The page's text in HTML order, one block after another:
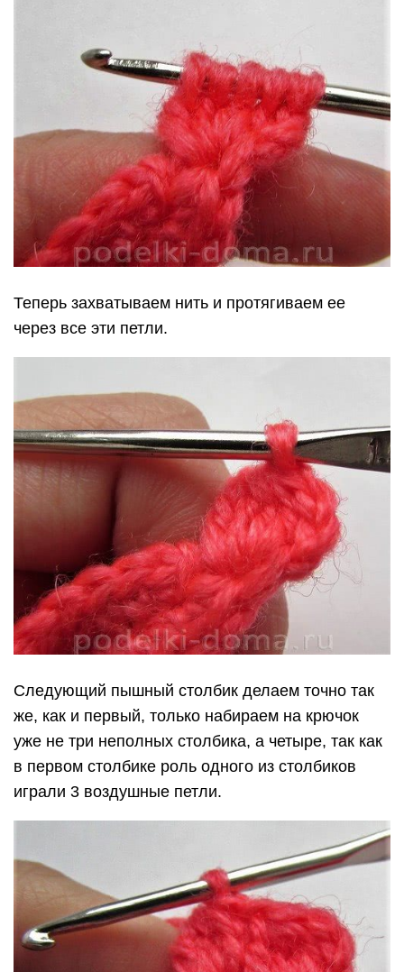
Теперь захватываем нить и протягиваем ее
через все эти петли.
Следующий пышный столбик делаем точно так
же, как и первый, только набираем на крючок
уже не три неполных столбика, а четыре, так как
в первом столбике роль одного из столбиков
играли 3 воздушные петли.